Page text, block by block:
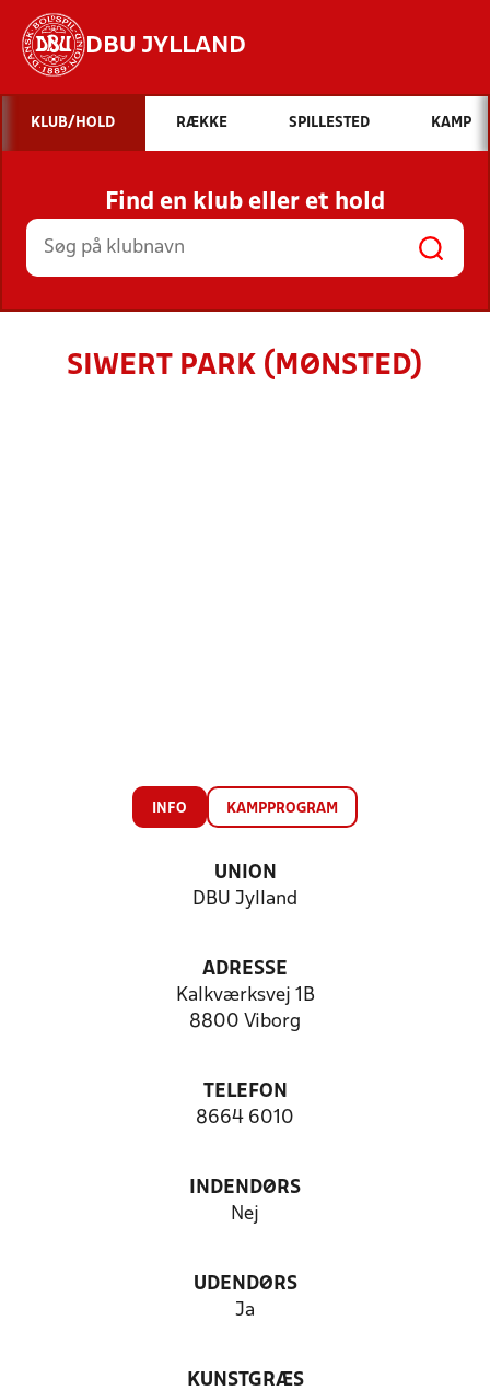
DBU JYLLAND
Hvad vil du søge efter?
INDHOLD OG NYHEDER
STILLINGER, RESULTATER, KLUBBER OG
HOLD
KLUB/HOLD RÆKKE SPILLESTED KAMP
Find en klub eller et hold
SIWERT PARK (MØNSTED)
INFO KAMPPROGRAM
UNION
DBU Jylland
ADRESSE
Kalkværksvej 1B
8800 Viborg
TELEFON
8664 6010
INDENDØRS
Nej
UDENDØRS
Ja
KUNSTGRÆS